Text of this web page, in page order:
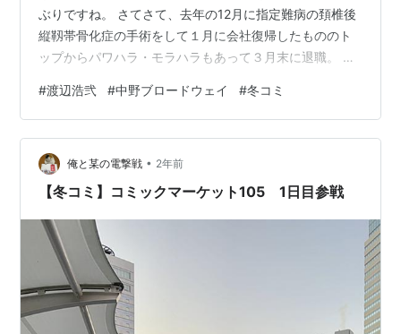
ぶりですね。 さてさて、去年の12月に指定難病の頚椎後
縦靱帯骨化症の手術をして１月に会社復帰したもののト
ップからパワハラ・モラハラもあって３月末に退職。 そ
請。他にもさまざまな申請をしないとならない状況もあ
り、精神的にゆっくりと過ごすのは10月あたりまで無理
でしたね。 最終的に落ち着くのは３月上旬です。 はてな
ブログ初期の頃は向精神薬の写真を上げていましたけ
ど、気分的にはそれに近い状態に落ちていました。 これ
#渡辺浩弐 #中野ブロードウェイ #冬コミ
俺と某の電撃戦 • 2年前
【冬コミ】コミックマーケット105 1日目参戦